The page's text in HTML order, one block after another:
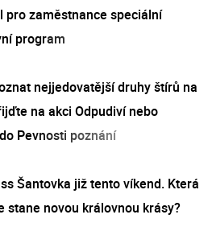
pro zaměstnance speciální
program
nejjedovatější druhy štírů na
na akci Odpudiví nebo
Pevnosti poznání
Šantovka již tento víkend. Která
stane novou královnou krásy?